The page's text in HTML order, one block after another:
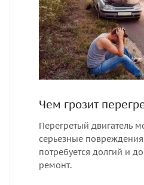
Чем грозит
Перегретый двигатель
серьезные
потребуется долгий и
ремонт.